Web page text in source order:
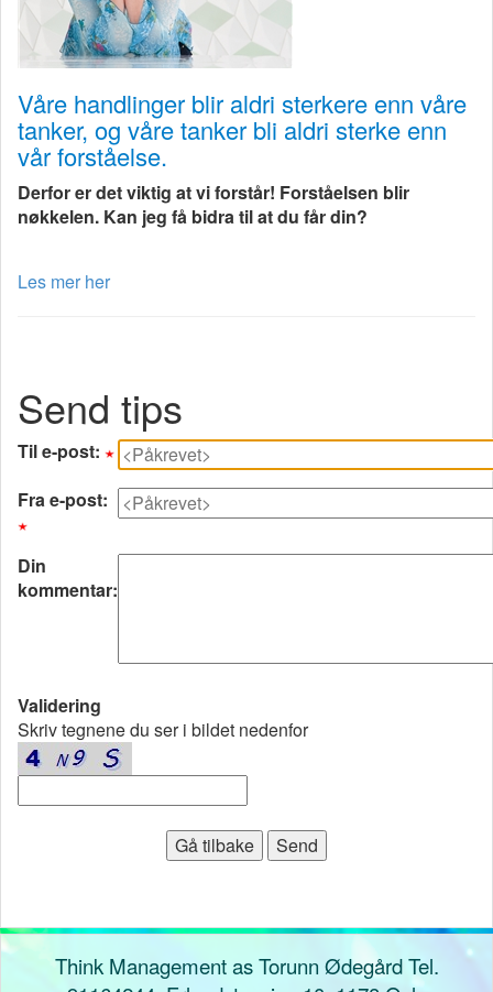
Våre handlinger blir aldri sterkere enn våre
tanker, og våre tanker bli aldri sterke enn
vår forståelse.
Derfor er det viktig at vi forstår! Forståelsen blir
nøkkelen. Kan jeg få bidra til at du får din?
Les mer her
Send tips
Til e-post:
Fra e-post:
Din
kommentar:
Validering
Skriv tegnene du ser i bildet nedenfor
Think Management as Torunn Ødegård Tel.